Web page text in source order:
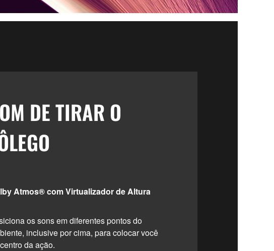
DE TIRAR O
Atmos® com Virtualizador de Altura
os sons em diferentes pontos do
inclusive por cima, para colocar você
da ação.